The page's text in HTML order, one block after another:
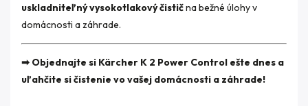
uskladniteľný vysokotlakový čistična bežné úlohy v
domácnosti a záhrade.
➡ Objednajte si Kärcher K 2 Power Control ešte dnes a
uľahčite si čistenie vo vašej domácnosti a záhrade!